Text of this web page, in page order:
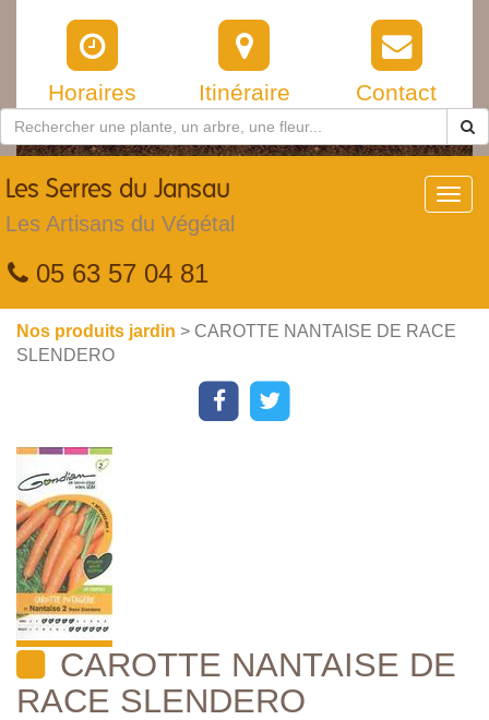
Horaires Itinéraire Contact
Les Serres du Jansau
Les Artisans du Végétal
05 63 57 04 81
Nos produits jardin > CAROTTE NANTAISE DE RACE
SLENDERO
CAROTTE NANTAISE DE
RACE SLENDERO